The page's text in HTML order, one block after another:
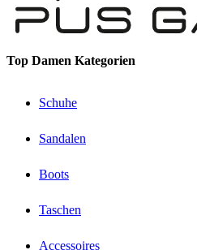
Top Damen Kategorien
Schuhe
Sandalen
Boots
Taschen
Accessoires